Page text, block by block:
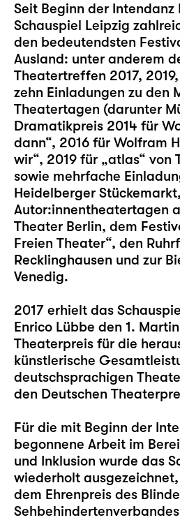
Seit Beginn der
Schauspiel Leipzig
den bedeutendsten
Ausland: unter anderem
Theatertreffen 2017,
zehn Einladungen zu den
Theatertagen (darunter
Dramatikpreis 2014 für
dann“, 2016 für Wolfram
wir“, 2019 für „atlas“ von
sowie mehrfache
Heidelberger
Autor:innentheatertagen
Theater Berlin, dem
Freien Theater“, den
Recklinghausen und zur
Venedig.
2017 erhielt das
Enrico Lübbe den 1.
Theaterpreis für die
künstlerische
deutschsprachigen
den Deutschen
Für die mit Beginn der
begonnene Arbeit im
und Inklusion wurde das
wiederholt
dem Ehrenpreis des
Sehbehindertenverbandes